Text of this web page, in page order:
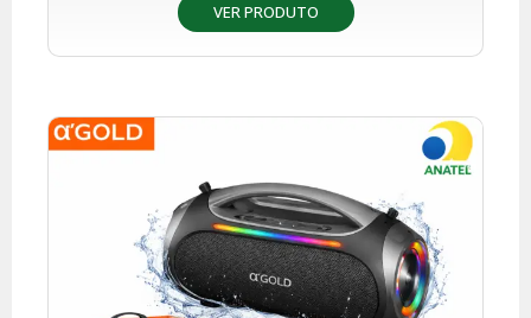
VER PRODUTO